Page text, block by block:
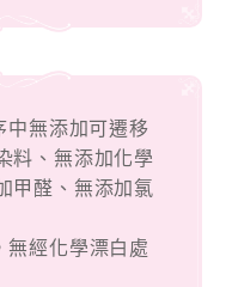
中無添加可遷移
料、無添加化學
甲醛、無添加氯
無經化學漂白處